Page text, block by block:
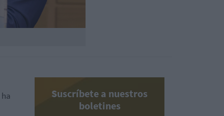
ha
Suscríbete a nuestros
boletines